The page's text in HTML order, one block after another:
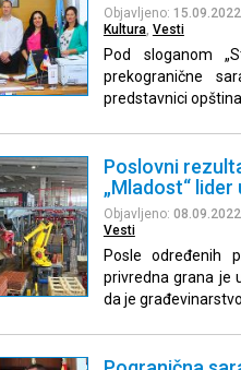
Objavljeno: 15.09.2022
Kultura, Vesti
Pod sloganom
prekogranične
predstavnici
Poslovni
„Mladost“
Objavljeno: 08.09.2022
Vesti
Posle određenih
privredna grana je
da je građevinarstvo